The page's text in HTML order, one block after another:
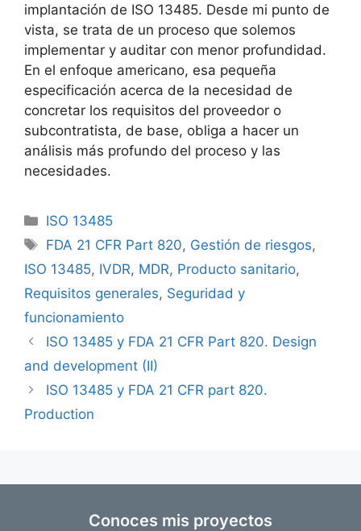
implantación de ISO 13485. Desde mi punto de
vista, se trata de un proceso que solemos
implementar y auditar con menor profundidad.
En el enfoque americano, esa pequeña
especificación acerca de la necesidad de
concretar los requisitos del proveedor o
subcontratista, de base, obliga a hacer un
análisis más profundo del proceso y las
necesidades.
ISO 13485
FDA 21 CFR Part 820, Gestión de riesgos,
ISO 13485, IVDR, MDR, Producto sanitario,
Requisitos generales, Seguridad y
funcionamiento
ISO 13485 y FDA 21 CFR Part 820. Design
and development (II)
ISO 13485 y FDA 21 CFR part 820.
Production
Conoces mis proyectos